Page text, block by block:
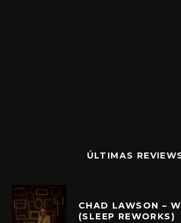
ÚLTIMAS
CHAD LAWSON –
(SLEEP REWORKS)